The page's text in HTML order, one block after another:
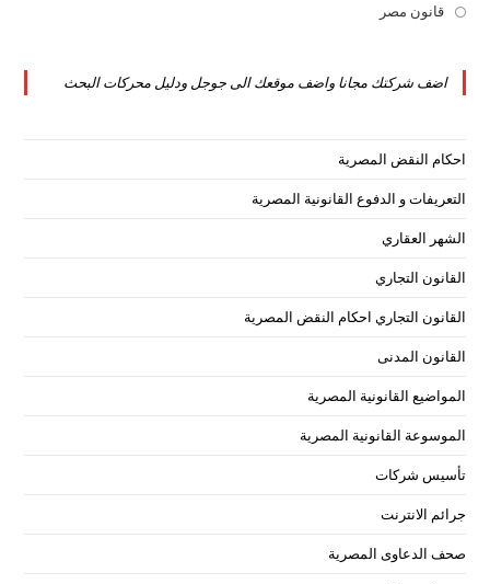
tab
قانون مصر
new
اضف شركتك مجانا واضف موقعك الى جوجل ودليل محركات البحث
احكام النقض المصرية
التعريفات و الدفوع القانونية المصرية
الشهر العقاري
القانون التجاري
القانون التجاري احكام النقض المصرية
القانون المدنى
المواضيع القانونية المصرية
الموسوعة القانونية المصرية
تأسيس شركات
جرائم الانترنت
صحف الدعاوى المصرية